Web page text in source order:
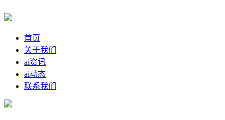
首页
关于我们
ai资讯
ai动态
联系我们